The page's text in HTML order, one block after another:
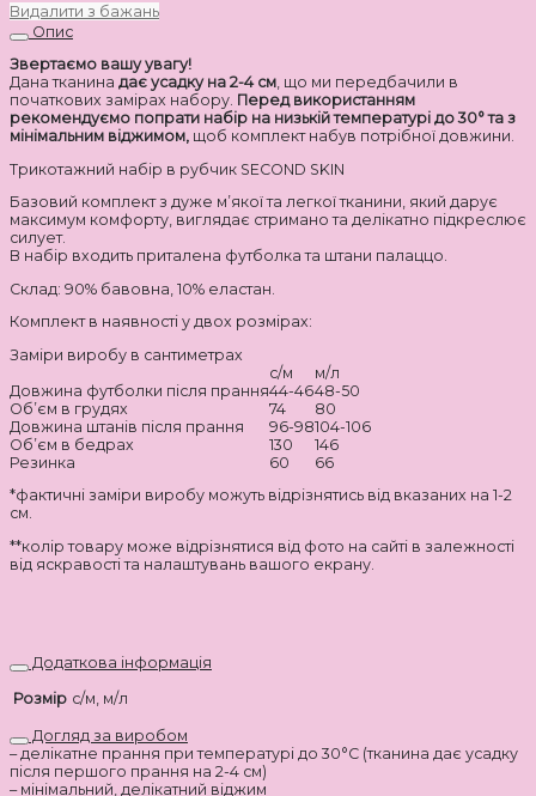
Видалити з бажань
Опис
Звертаємо вашу увагу!
Дана тканина дає усадку на 2-4 см, що ми передбачили в
початкових замірах набору. Перед використанням
рекомендуємо попрати набір на низькій температурі до 30° та з
мінімальним віджимом, щоб комплект набув потрібної довжини.
Трикотажний набір в рубчик SECOND SKIN
Базовий комплект з дуже мʼякої та легкої тканини, який дарує
максимум комфорту, виглядає стримано та делікатно підкреслює
силует.
В набір входить приталена футболка та штани палаццо.
Склад: 90% бавовна, 10% еластан.
Комплект в наявності у двох розмірах:
Заміри виробу в сантиметрах
с/м
м/л
Довжина футболки після прання44-4648-50
Об’єм в грудях
74
80
Довжина штанів після прання
96-98104-106
Об’єм в бедрах
130
146
Резинка
60
66
*фактичні заміри виробу можуть відрізнятись від вказаних на 1-2
см.
**колір товару може відрізнятися від фото на сайті в залежності
від яскравості та налаштувань вашого екрану.
Додаткова інформація
Розмір с/м, м/л
Догляд за виробом
– делікатне прання при температурі до 30°C (тканина дає усадку
після першого прання на 2-4 см)
– мінімальний, делікатний віджим